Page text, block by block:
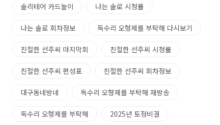
솔리테어 카드놀이 나는 솔로 시청률
나는 솔로 회차정보 독수리 오형제를 부탁해 다시보기
친절한 선주씨 마지막회 친절한 선주씨 시청률
친절한 선주씨 편성표 친절한 선주씨 회차정보
대구동네방네 독수리 오형제를 부탁해 재방송
독수리 오형제를 부탁해 2025년 토정비결